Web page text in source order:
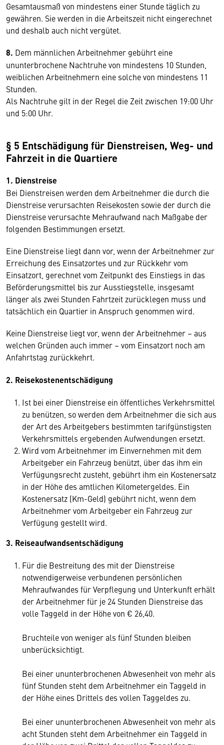
Gesamtausmaß von mindestens einer Stunde täglich zu
gewähren. Sie werden in die Arbeitszeit nicht eingerechnet
und deshalb auch nicht vergütet.
8. Dem männlichen Arbeitnehmer gebührt eine
ununterbrochene Nachtruhe von mindestens 10 Stunden,
weiblichen Arbeitnehmern eine solche von mindestens 11
Stunden.
Als Nachtruhe gilt in der Regel die Zeit zwischen 19:00 Uhr
und 5:00 Uhr.
§ 5 Entschädigung für Dienstreisen, Weg- und
Fahrzeit in die Quartiere
1. Dienstreise
Bei Dienstreisen werden dem Arbeitnehmer die durch die
Dienstreise verursachten Reisekosten sowie der durch die
Dienstreise verursachte Mehraufwand nach Maßgabe der
folgenden Bestimmungen ersetzt.
Eine Dienstreise liegt dann vor, wenn der Arbeitnehmer zur
Erreichung des Einsatzortes und zur Rückkehr vom
Einsatzort, gerechnet vom Zeitpunkt des Einstiegs in das
Beförderungsmittel bis zur Ausstiegstelle, insgesamt
länger als zwei Stunden Fahrtzeit zurücklegen muss und
tatsächlich ein Quartier in Anspruch genommen wird.
Keine Dienstreise liegt vor, wenn der Arbeitnehmer – aus
welchen Gründen auch immer – vom Einsatzort noch am
Anfahrtstag zurückkehrt.
2. Reisekostenentschädigung
Ist bei einer Dienstreise ein öffentliches Verkehrsmittel
zu benützen, so werden dem Arbeitnehmer die sich aus
der Art des Arbeitgebers bestimmten tarifgünstigsten
Verkehrsmittels ergebenden Aufwendungen ersetzt.
Wird vom Arbeitnehmer im Einvernehmen mit dem
Arbeitgeber ein Fahrzeug benützt, über das ihm ein
Verfügungsrecht zusteht, gebührt ihm ein Kostenersatz
in der Höhe des amtlichen Kilometergeldes. Ein
Kostenersatz (Km-Geld) gebührt nicht, wenn dem
Arbeitnehmer vom Arbeitgeber ein Fahrzeug zur
Verfügung gestellt wird.
3. Reiseaufwandsentschädigung
Für die Bestreitung des mit der Dienstreise
notwendigerweise verbundenen persönlichen
Mehraufwandes für Verpflegung und Unterkunft erhält
der Arbeitnehmer für je 24 Stunden Dienstreise das
volle Taggeld in der Höhe von € 26,40.
Bruchteile von weniger als fünf Stunden bleiben
unberücksichtigt.
Bei einer ununterbrochenen Abwesenheit von mehr als
fünf Stunden steht dem Arbeitnehmer ein Taggeld in
der Höhe eines Drittels des vollen Taggeldes zu.
Bei einer ununterbrochenen Abwesenheit von mehr als
acht Stunden steht dem Arbeitnehmer ein Taggeld in